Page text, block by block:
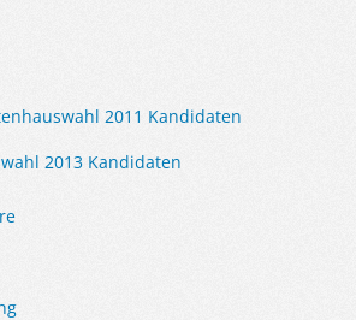
2011 Kandidaten
2013 Kandidaten